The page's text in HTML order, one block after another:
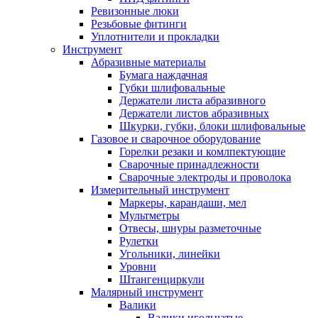
Ревизонные люки
Резьбовые фитинги
Уплотнители и прокладки
Инструмент
Абразивные материалы
Бумага наждачная
Губки шлифовальные
Держатели листа абразивного
Держатели листов абразивных
Шкурки, губки, блоки шлифовальные
Газовое и сварочное оборудование
Горелки резаки и комлпектующие
Сварочные принадлежности
Сварочные электроды и проволока
Измерительный инструмент
Маркеры, карандаши, мел
Мультметры
Отвесы, шнуры разметочные
Рулетки
Угольники, линейки
Уровни
Штангенциркули
Малярный инструмент
Валики